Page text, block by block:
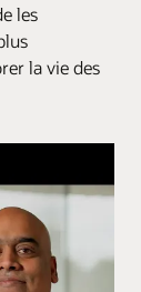
les
la vie des